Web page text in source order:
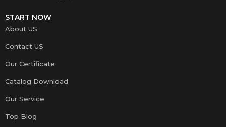
START NOW
About US
Contact US
Our Certificate
Catalog Download
Our Service
Top Blog